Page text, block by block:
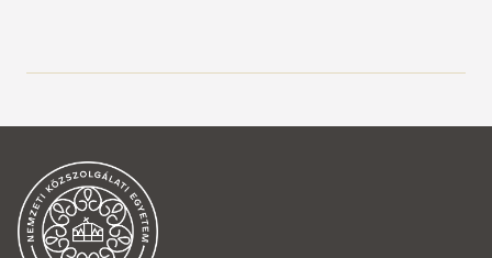
Rektori utasítások
Dékáni tájékoztatók, intézkedések, utasítások
Dékáni tájékoztatók
Dékáni intézkedések
Dékáni utasítások
Campus térkép
Egyéb tájékoztatók
Tanulmányi Osztály